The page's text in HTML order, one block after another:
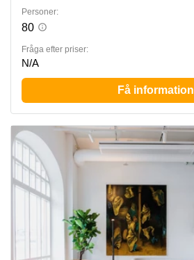
Personer:
80
Fråga efter priser:
N/A
Få information